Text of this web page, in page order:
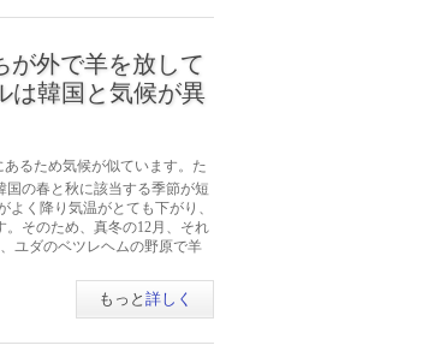
が外で羊を放して
は韓国と気候が異
るため気候が似ています。た
の春と秋に該当する季節が短
く降り気温がとても下がり、
そのため、真冬の12月、それ
ユダのベツレヘムの野原で羊
もっと 詳しく